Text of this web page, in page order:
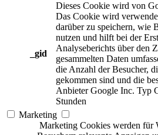
_gid
Dieses Cookie wird von
Das Cookie wird
darüber zu speichern, wie
nutzen und hilft bei der
Analyseberichts über den
gesammelten Daten
die Anzahl der Besucher,
gekommen sind und die
Anbieter Google Inc. Typ
Stunden
Marketing
Marketing Cookies werden für